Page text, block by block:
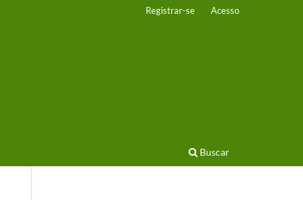
Buscar
Registrar-se Acesso